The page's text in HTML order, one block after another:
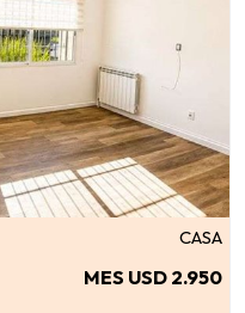
CASA
MES USD 2.950